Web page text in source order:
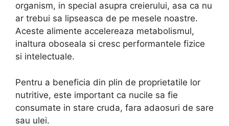
organism, in special asupra creierului, asa ca nu
ar trebui sa lipseasca de pe mesele noastre.
Aceste alimente accelereaza metabolismul,
inaltura oboseala si cresc performantele fizice
si intelectuale.
Pentru a beneficia din plin de proprietatile lor
nutritive, este important ca nucile sa fie
consumate in stare cruda, fara adaosuri de sare
sau ulei.